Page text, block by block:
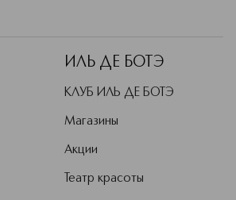
обоснованы, что позволяют
добиваться 100%-ной
эффективности.
ИЛЬ ДЕ БОТЭ
КЛУБ ИЛЬ ДЕ БОТЭ
Магазины
Акции
Театр красоты